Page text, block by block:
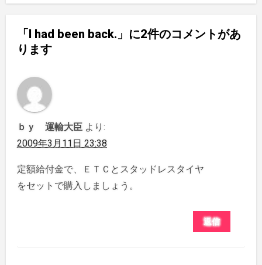
「I had been back.」に2件のコメントがあ
ります
ｂｙ 運輸大臣 より:
2009年3月11日 23:38
定額給付金で、ＥＴＣとスタッドレスタイヤ
をセットで購入しましょう。
返信